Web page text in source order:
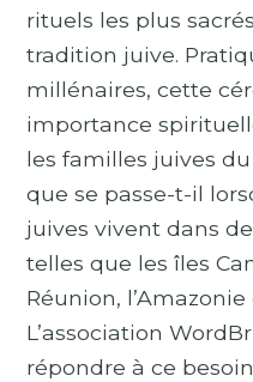
rituels les plus
tradition juive.
millénaires, cette
importance
les familles juives
que se passe-t-il
juives vivent dans
telles que les îles
Réunion,
L’association
répondre à ce